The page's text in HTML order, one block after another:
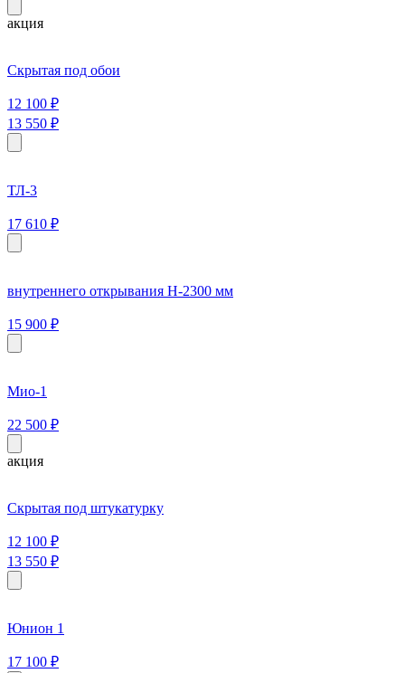
акция
Скрытая под обои
12 100 ₽
13 550 ₽
ТЛ-3
17 610 ₽
внутреннего открывания H-2300 мм
15 900 ₽
Мио-1
22 500 ₽
акция
Скрытая под штукатурку
12 100 ₽
13 550 ₽
Юнион 1
17 100 ₽